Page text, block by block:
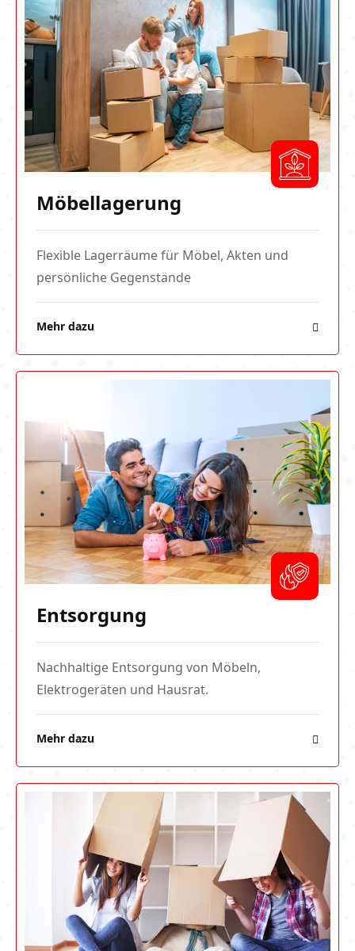
Möbellagerung
Flexible Lagerräume für Möbel, Akten und
persönliche Gegenstände
Mehr dazu
Entsorgung
Nachhaltige Entsorgung von Möbeln,
Elektrogeräten und Hausrat.
Mehr dazu